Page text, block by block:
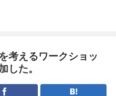
考えるワークショッ
した。